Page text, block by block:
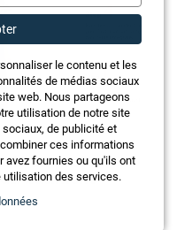
un projet
bâtiment
le contenu et les
de médias sociaux
web. Nous partageons
utilisation de notre site
de publicité et
ces informations
avez fournies ou qu'ils ont
des services.